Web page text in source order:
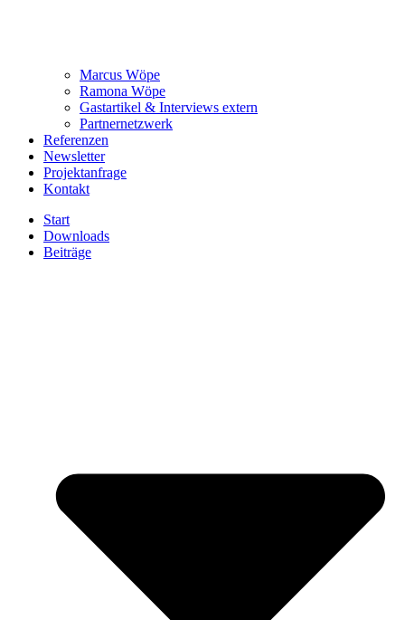
Marcus Wöpe
Ramona Wöpe
Gastartikel & Interviews extern
Partnernetzwerk
Referenzen
Newsletter
Projektanfrage
Kontakt
Start
Downloads
Beiträge